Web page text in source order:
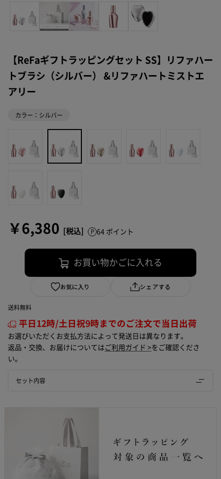
【ReFaギフトラッピングセット SS】リファハー
トブラシ（シルバー） &リファハートミストエ
アリー
カラー：シルバー
￥6,380 64 ポイント
お買い物かごに入れる
お気に入り シェアする
送料無料
平日12時/土日祝9時までのご注文で当日出荷
お選びいただくお支払方法によって発送日は異なります。
返品・交換、お届けについては ご利用ガイド >をご確認くださ
い。
セット内容